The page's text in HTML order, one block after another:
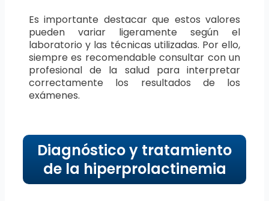
Es importante destacar que estos valores
pueden variar ligeramente según el
laboratorio y las técnicas utilizadas. Por ello,
siempre es recomendable consultar con un
profesional de la salud para interpretar
correctamente los resultados de los
exámenes.
Diagnóstico y tratamiento
de la hiperprolactinemia